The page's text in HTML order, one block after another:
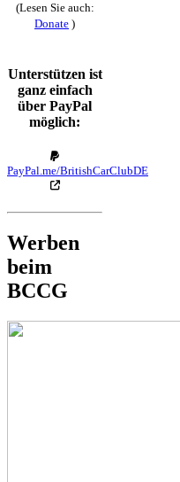
(Lesen Sie auch:
Donate )
Unterstützen ist
ganz einfach
über PayPal
möglich:
PayPal.me/BritishCarClubDE
Werben
beim
BCCG